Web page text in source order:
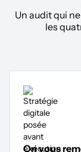
Un audit qui
les
On vous